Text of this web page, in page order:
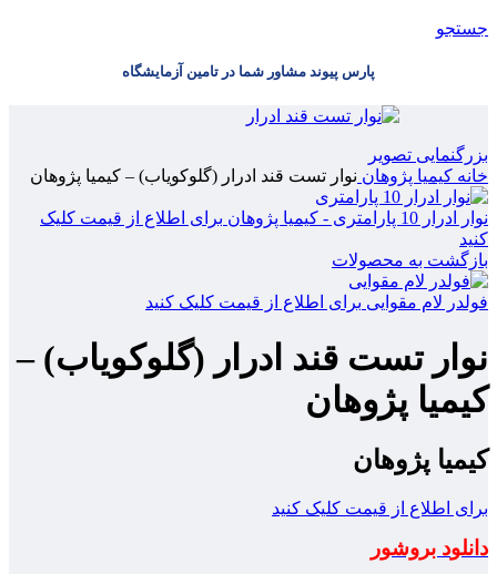
جستجو
پارس پیوند مشاور شما در تامین آزمایشگاه
بزرگنمایی تصویر
خانه کیمیا پژوهان نوار تست قند ادرار (گلوکویاب) – کیمیا پژوهان
نوار ادرار 10 پارامتری - کیمیا پژوهان
برای اطلاع از قیمت کلیک
کنید
بازگشت به محصولات
فولدر لام مقوایی برای اطلاع از قیمت کلیک کنید
نوار تست قند ادرار (گلوکویاب) –
کیمیا پژوهان
کیمیا پژوهان
برای اطلاع از قیمت کلیک کنید
دانلود بروشور